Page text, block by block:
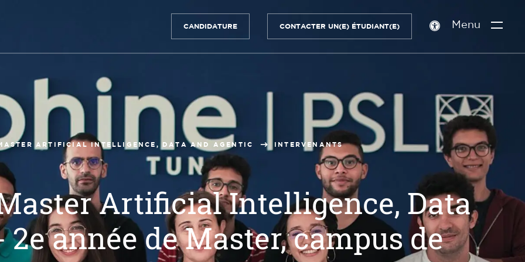
CANDIDATURE CONTACTER UN(E) ÉTUDIANT(E)
Paramètres
Menu
ARTIFICIAL INTELLIGENCE, DATA AND AGENTIC INTERVENANTS
Artificial Intelligence, Data
année de Master, campus de